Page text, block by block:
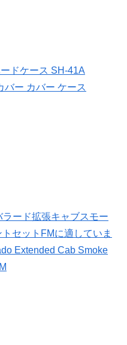
ドケース SH-41A
バー カバー ケース
ード拡張キャブスモー
セットFMに適していま
Extended Cab Smoke